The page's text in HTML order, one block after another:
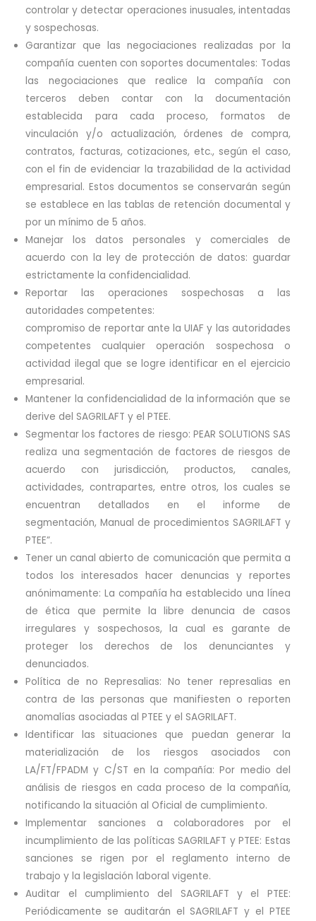
controlar y detectar operaciones inusuales, intentadas
y sospechosas.
Garantizar que las negociaciones realizadas por la
compañía cuenten con soportes documentales: Todas
las negociaciones que realice la compañía con
terceros deben contar con la documentación
establecida para cada proceso, formatos de
vinculación y/o actualización, órdenes de compra,
contratos, facturas, cotizaciones, etc., según el caso,
con el fin de evidenciar la trazabilidad de la actividad
empresarial. Estos documentos se conservarán según
se establece en las tablas de retención documental y
por un mínimo de 5 años.
Manejar los datos personales y comerciales de
acuerdo con la ley de protección de datos: guardar
estrictamente la confidencialidad.
Reportar las operaciones sospechosas a las
autoridades competentes:
compromiso de reportar ante la UIAF y las autoridades
competentes cualquier operación sospechosa o
actividad ilegal que se logre identificar en el ejercicio
empresarial.
Mantener la confidencialidad de la información que se
derive del SAGRILAFT y el PTEE.
Segmentar los factores de riesgo: PEAR SOLUTIONS SAS
realiza una segmentación de factores de riesgos de
acuerdo con jurisdicción, productos, canales,
actividades, contrapartes, entre otros, los cuales se
encuentran detallados en el informe de
segmentación, Manual de procedimientos SAGRILAFT y
PTEE”.
Tener un canal abierto de comunicación que permita a
todos los interesados hacer denuncias y reportes
anónimamente: La compañía ha establecido una línea
de ética que permite la libre denuncia de casos
irregulares y sospechosos, la cual es garante de
proteger los derechos de los denunciantes y
denunciados.
Política de no Represalias: No tener represalias en
contra de las personas que manifiesten o reporten
anomalías asociadas al PTEE y el SAGRILAFT.
Identificar las situaciones que puedan generar la
materialización de los riesgos asociados con
LA/FT/FPADM y C/ST en la compañía: Por medio del
análisis de riesgos en cada proceso de la compañía,
notificando la situación al Oficial de cumplimiento.
Implementar sanciones a colaboradores por el
incumplimiento de las políticas SAGRILAFT y PTEE: Estas
sanciones se rigen por el reglamento interno de
trabajo y la legislación laboral vigente.
Auditar el cumplimiento del SAGRILAFT y el PTEE:
Periódicamente se auditarán el SAGRILAFT y el PTEE